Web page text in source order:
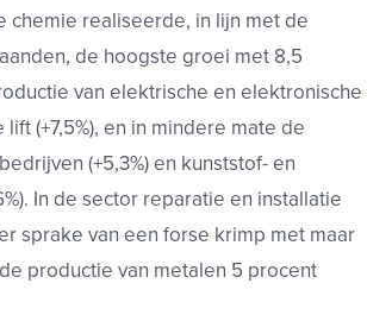
chemie realiseerde, in lijn met de
de hoogste groei met 8,5
van elektrische en elektronische
(+7,5%), en in mindere mate de
(+5,3%) en kunststof- en
In de sector reparatie en installatie
sprake van een forse krimp met maar
productie van metalen 5 procent